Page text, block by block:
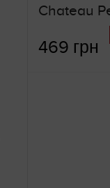
469 грн